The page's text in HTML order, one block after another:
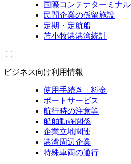
国際コンテナターミナル
民間企業の係留施設
定期・定航船
苫小牧港港湾統計
ビジネス向け利用情報
使用手続き・料金
ポートサービス
航行時の注意等
船舶動静関係
企業立地関連
港湾周辺企業
特殊車両の通行